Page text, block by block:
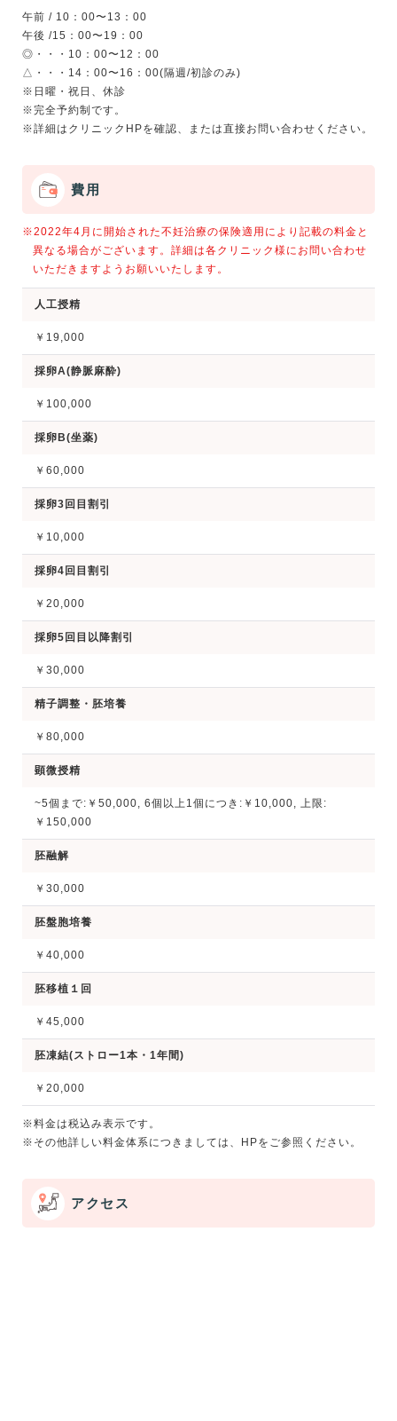
午前 / 10：00〜13：00
午後 /15：00〜19：00
◎・・・10：00〜12：00
△・・・14：00〜16：00(隔週/初診のみ)
※日曜・祝日、休診
※完全予約制です。
費用
※2022年4月に開始された不妊治療の保険適用により記載の料金と
異なる場合がございます。詳細は各クリニック様にお問い合わせ
いただきますようお願いいたします。
人工授精
￥19,000
採卵A(静脈麻酔)
￥100,000
採卵B(坐薬)
￥60,000
採卵3回目割引
￥10,000
採卵4回目割引
￥20,000
採卵5回目以降割引
￥30,000
精子調整・胚培養
￥80,000
顕微授精
~5個まで:￥50,000, 6個以上1個につき:￥10,000, 上限:
￥150,000
胚融解
￥30,000
胚盤胞培養
￥40,000
胚移植１回
￥45,000
胚凍結(ストロー1本・1年間)
￥20,000
※料金は税込み表示です。
※その他詳しい料金体系につきましては、HPをご参照ください。
アクセス